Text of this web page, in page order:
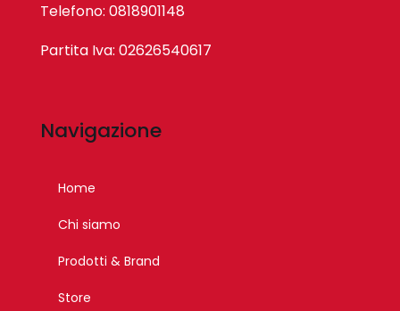
Telefono: 0818901148
Partita Iva: 02626540617
Navigazione
Home
Chi siamo
Prodotti & Brand
Store